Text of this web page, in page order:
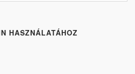
HASZNÁLATÁHOZ